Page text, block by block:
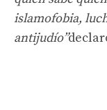
islamofobia,
antijudío”